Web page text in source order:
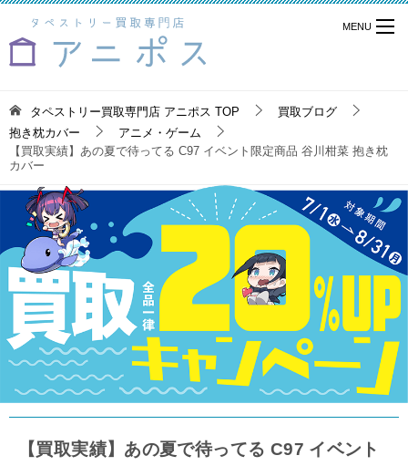
タペストリー買取専門店 アニポス TOP
買取ブログ
抱き枕カバー
アニメ・ゲーム
【買取実績】あの夏で待ってる C97 イベント限定商品 谷川柑菜 抱き枕
カバー
【買取実績】あの夏で待ってる C97 イベント